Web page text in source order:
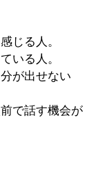
じる人。
いる人。
が出せない
で話す機会が